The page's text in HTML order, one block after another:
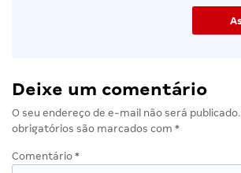
Deixe um comentário
O seu endereço de e-mail não será publicado.
obrigatórios são marcados com *
Comentário *